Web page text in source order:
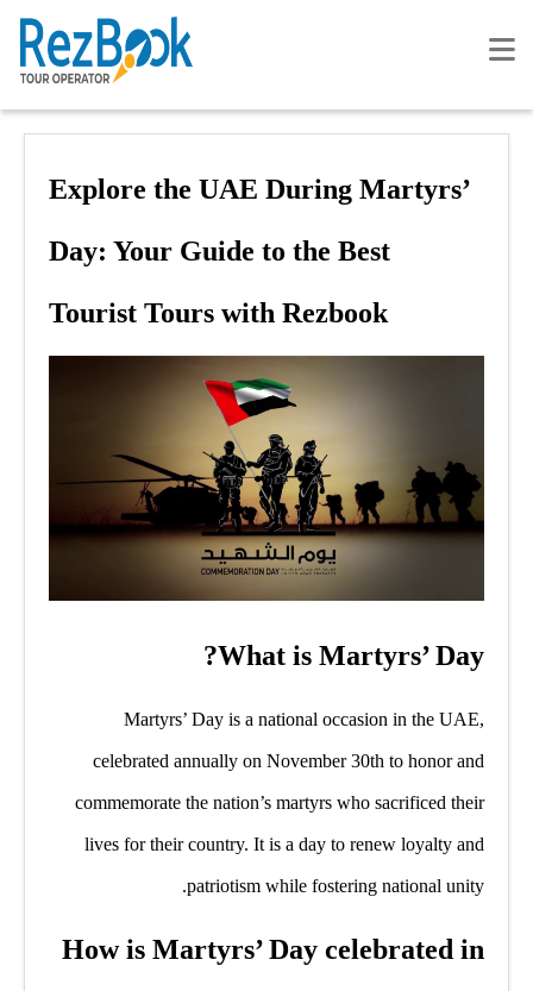
Explore the UAE During Martyrs’
Day: Your Guide to the Best
Tourist Tours with Rezbook
What is Martyrs’ Day?
Martyrs’ Day is a national occasion in the UAE,
celebrated annually on November 30th to honor and
commemorate the nation’s martyrs who sacrificed their
lives for their country. It is a day to renew loyalty and
patriotism while fostering national unity.
How is Martyrs’ Day celebrated in